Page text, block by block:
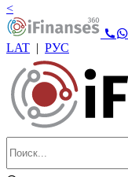
<
LAT | РУС